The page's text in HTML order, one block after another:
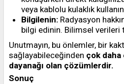
veya kablolu kulaklık
Bilgilenin: Radyasyon
bilgi edinin. Bilimsel verileri
Unutmayın, bu önlemler, bir
sağlayabileceğinden çok
dayanağı olan çözümlerdir.
Sonuç